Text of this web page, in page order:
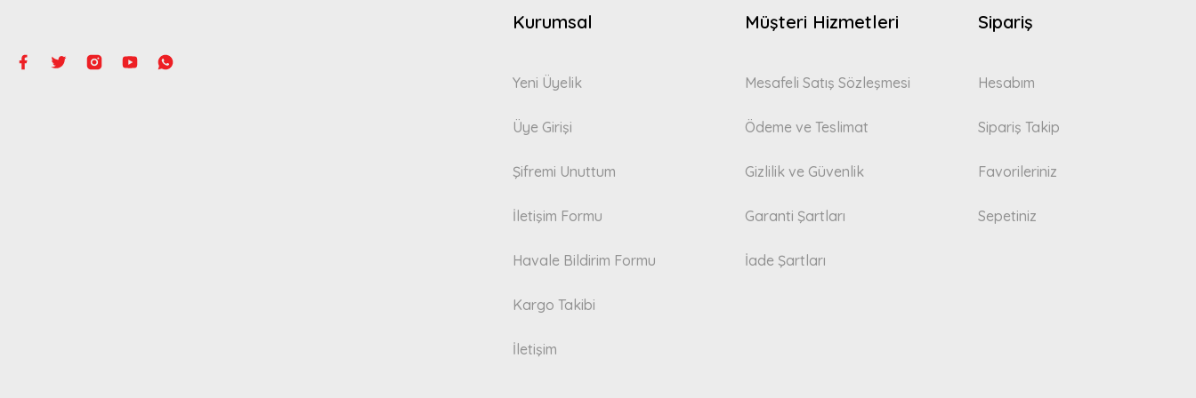
Kurumsal
Yeni Üyelik
Üye Girişi
Şifremi Unuttum
İletişim Formu
Havale Bildirim Formu
Kargo Takibi
İletişim
Müşteri Hizmetleri
Mesafeli Satış Sözleşmesi
Ödeme ve Teslimat
Gizlilik ve Güvenlik
Garanti Şartları
İade Şartları
Sipariş
Hesabım
Sipariş Takip
Favorileriniz
Sepetiniz